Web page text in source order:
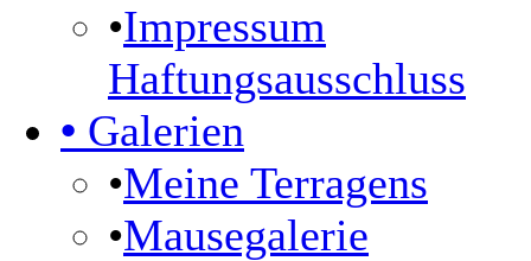
•Impressum
Haftungsausschluss
• Galerien
•Meine Terragens
•Mausegalerie